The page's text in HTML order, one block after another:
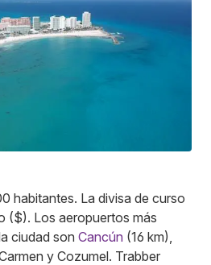
habitantes. La divisa de curso
($). Los aeropuertos más
ciudad son Cancún (16 km),
y Cozumel. Trabber